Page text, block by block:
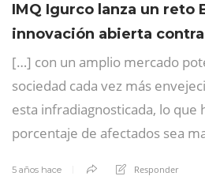
IMQ Igurco lanza un reto
innovación abierta
[…] con un amplio mercado
sociedad cada vez más
esta infradiagnosticada, lo que
porcentaje de afectados sea
5 años hace Responder